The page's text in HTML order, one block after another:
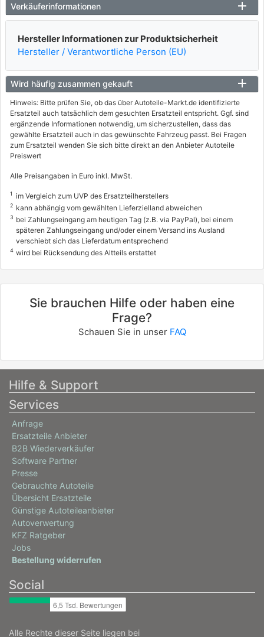
Verkäuferinformationen
Hersteller Informationen zur Produktsicherheit
Hersteller / Verantwortliche Person (EU)
Wird häufig zusammen gekauft
Hinweis: Bitte prüfen Sie, ob das über Autoteile-Markt.de identifizierte
Ersatzteil auch tatsächlich dem gesuchten Ersatzteil entspricht. Ggf. sind
ergänzende Informationen notwendig, um sicherzustellen, dass das
gewählte Ersatzteil auch in das gewünschte Fahrzeug passt. Bei Fragen
zum Ersatzteil wenden Sie sich bitte direkt an den Anbieter Autoteile
Preiswert
Alle Preisangaben in Euro inkl. MwSt.
1 im Vergleich zum UVP des Ersatzteilherstellers
2 kann abhängig vom gewählten Lieferzielland abweichen
3 bei Zahlungseingang am heutigen Tag (z.B. via PayPal), bei einem
späteren Zahlungseingang und/oder einem Versand ins Ausland
verschiebt sich das Lieferdatum entsprechend
4 wird bei Rücksendung des Altteils erstattet
Sie brauchen Hilfe oder haben eine
Frage?
Schauen Sie in unser FAQ
Hilfe & Support
Services
Anfrage
Ersatzteile Anbieter
B2B Wiederverkäufer
Software Partner
Presse
Gebrauchte Autoteile
Übersicht Ersatzteile
Günstige Autoteileanbieter
Autoverwertung
KFZ Ratgeber
Jobs
Bestellung widerrufen
Social
Alle Rechte dieser Seite liegen bei